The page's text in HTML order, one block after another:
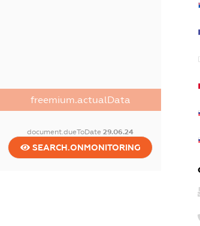
freemium.actualData
document.dueToDate29.06.24
SEARCH.ONMONITORING